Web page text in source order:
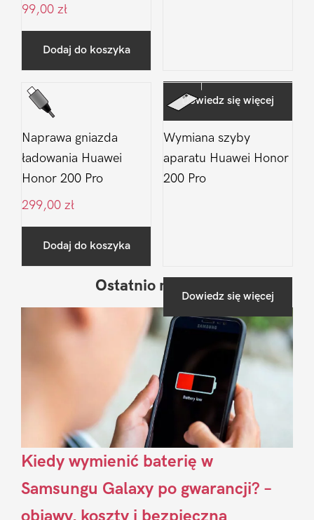
99,00 zł
Dodaj do koszyka
Dowiedz się więcej
Naprawa gniazda
ładowania Huawei
Honor 200 Pro
299,00 zł
Dodaj do koszyka
Wymiana szyby
aparatu Huawei Honor
200 Pro
Dowiedz się więcej
Sidebar
Ostatnio na blogu
Kiedy wymienić baterię w
Samsungu Galaxy po gwarancji? –